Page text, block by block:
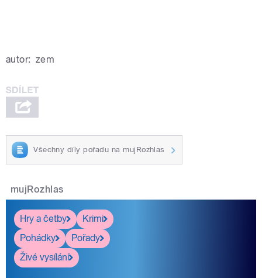
autor: zem
Všechny díly pořadu na mujRozhlas
mujRozhlas
Hry a četby
Krimi
Pohádky
Pořady
Živé vysílání